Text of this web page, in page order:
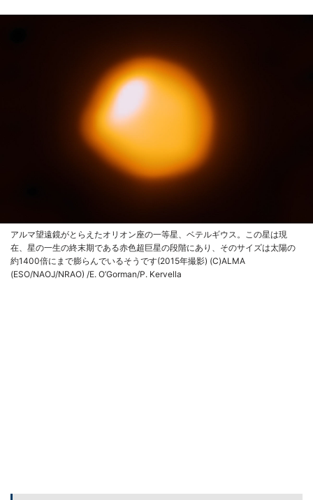
アルマ望遠鏡がとらえたオリオン座の一等星、ベテルギウス。この星は現
在、星の一生の終末期である赤色超巨星の段階にあり、そのサイズは太陽の
約1400倍にまで膨らんでいるそうです(2015年撮影) (C)ALMA
(ESO/NAOJ/NRAO) /E. O’Gorman/P. Kervella